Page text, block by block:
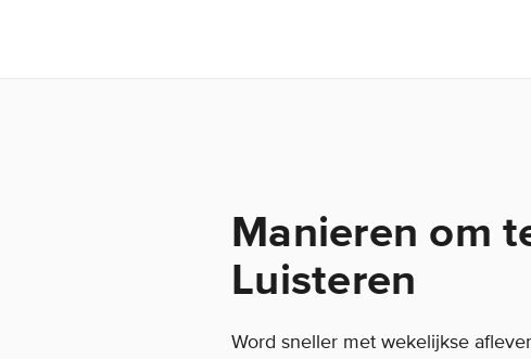
Manieren om
Luisteren
Word sneller met wekelijkse